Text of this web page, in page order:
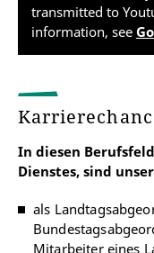
transmitted to
information, see
In diesen
Dienstes, sind
als
Mitarbeiter eines